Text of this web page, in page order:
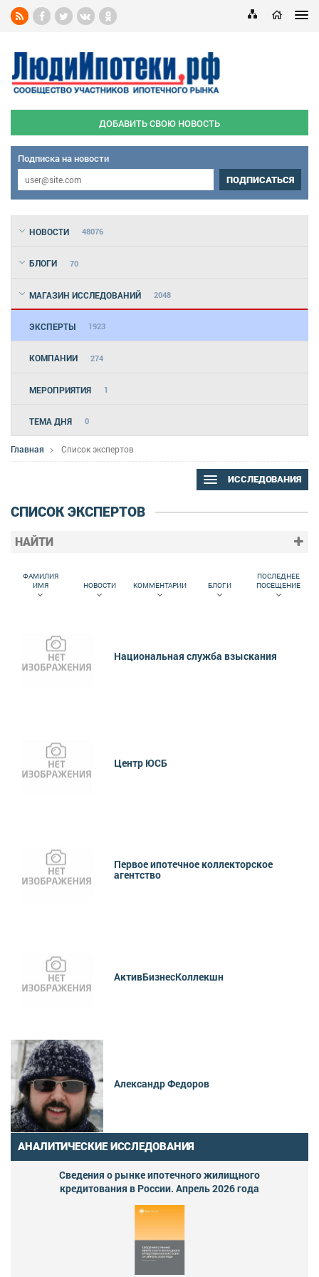
ДОБАВИТЬ СВОЮ НОВОСТЬ
Подписка на новости
ПОДПИСАТЬСЯ
НОВОСТИ 48076
БЛОГИ 70
МАГАЗИН ИССЛЕДОВАНИЙ 2048
ЭКСПЕРТЫ 1923
КОМПАНИИ 274
МЕРОПРИЯТИЯ 1
ТЕМА ДНЯ 0
Главная Список экспертов
ИССЛЕДОВАНИЯ
СПИСОК ЭКСПЕРТОВ
НАЙТИ
ФАМИЛИЯ
ИМЯ
НОВОСТИ КОММЕНТАРИИ БЛОГИ
ПОСЛЕДНЕЕ
ПОСЕЩЕНИЕ
Национальная служба взыскания
Центр ЮСБ
Первое ипотечное коллекторское
агентство
АктивБизнесКоллекшн
Александр Федоров
АНАЛИТИЧЕСКИЕ ИССЛЕДОВАНИЯ
Сведения о рынке ипотечного жилищного
кредитования в России. Апрель 2026 года